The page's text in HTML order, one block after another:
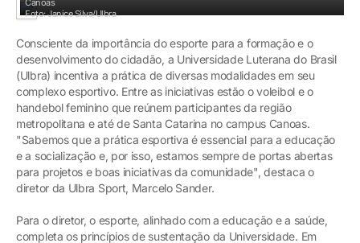
Canoas
Foto: Janice Silva/Ulbra
Consciente da importância do esporte para a formação e o
desenvolvimento do cidadão, a Universidade Luterana do Brasil
(Ulbra) incentiva a prática de diversas modalidades em seu
complexo esportivo. Entre as iniciativas estão o voleibol e o
handebol feminino que reúnem participantes da região
metropolitana e até de Santa Catarina no campus Canoas.
"Sabemos que a prática esportiva é essencial para a educação
e a socialização e, por isso, estamos sempre de portas abertas
para projetos e boas iniciativas da comunidade", destaca o
diretor da Ulbra Sport, Marcelo Sander.
Para o diretor, o esporte, alinhado com a educação e a saúde,
completa os princípios de sustentação da Universidade. Em